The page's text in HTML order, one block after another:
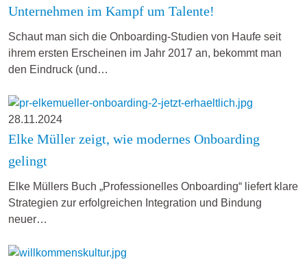
Unternehmen im Kampf um Talente!
Schaut man sich die Onboarding-Studien von Haufe seit
ihrem ersten Erscheinen im Jahr 2017 an, bekommt man
den Eindruck (und…
28.11.2024
Elke Müller zeigt, wie modernes Onboarding
gelingt
Elke Müllers Buch „Professionelles Onboarding“ liefert klare
Strategien zur erfolgreichen Integration und Bindung
neuer…